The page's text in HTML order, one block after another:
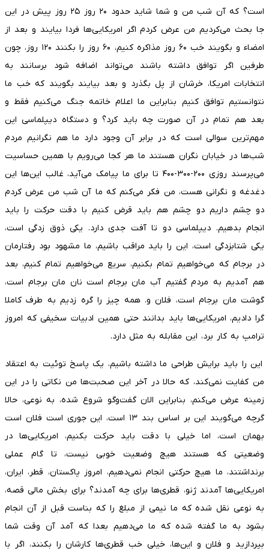
است؟ که آن شب من و شما شاید حدود ۲۰ روز ۲۵ روز پیش در این
جا بحث می‌کردیم من عرض کردم اگر امریکایی‌ها فردا بیایند و بعد از
امضاء و بگویند خب ۶۰ روز مذاکره کنیم، ۶۰ روز را بکنند ۱۲۰ روز، چون
طرفین اگر توافق داشته باشند می‌تواند اضافه شود برسانند به
انتخابات امریکا، خرشان از پل بگذرد و بعد بیایند بگویند که خب ما
نتوانستیم توافق کنیم بنابراین ما اعلام خاتمه جنگ می‌کنیم فقط و
بعد هم تمام در آن صورت چه باید کرد؟ و دستگاه دیپلماسی این
مهم‌ترین سوالی است که در برابر آن وجود دارد ما هم نگرانیم مردم
شب‌ها در خیابان نگران هستند ما هر کجا می‌رویم با همین حساسیت
می‌پرسند روزی ۲۰۰-۳۰۰-۴۰۰ تا برای ما پیامک می‌آید، غالب این‌ها این
دغدغه و نگرانی هست، من فکر می‌کنم که ما آن شب من عرض کردم
دو چشم داریم دو چشم هم باید قرض کنیم با دقت حرکت را باید
انجام بدهیم. دیپلماسی دو تا آفت جدی دارد. یکی ذوق زدگی است،
یکی شتابزدگی است، این را باید مراقب باشیم، ما مشهود بود رفتارمان
در برجام که می‌خواهیم تمام بکنیم، سریع می‌خواهیم تمام کنیم، بعد
هم آمدیم به مردم گفتیم آب مان برجام است نان مان برجام است،
گوشت مان برجام است، فلان و. همه چیز را گره زدیم به طرف کاملا
گرا دادیم، امریکایی‌ها باید بدانند حتی همین ادبیات سخیفی که امروز
ترامپ به کار برد، این مقابله به مثل دارد.
این را باید برایش طراحی ما داشته باشیم، یک پاسخ توئیت به اعتقاد
من کفایت نمی‌کند، که حالا در آخر این صحبت‌ها من نکاتی را در این
زمینه عرض می‌کنم، بنابراین الان گفت‌و‌گو شروع شده، به نوعی، حالا
گرچه می‌گویند این بر اساس بند ۱۳ است، این جوری است فلان است
بهمان است، اما خیلی با دقت باید حرکت بکنیم، امریکایی‌ها در
وضعیتی که هستند هیچ وضعیت خوبی نیست، تا گام عملی
برنداشتند، ما هیچ حرکتی انجام نمی‌دهیم، امروز پاکستان، قطر، ایران،
امریکایی‌ها آمدند ژنو، قطری‌ها برای چه آمدند؟ برای بخش مالی قصه،
به نوعی نقل شده که ما نیمی از مبلغ را که بناست قبل از آن انجام
بشود به ما گفته شده که ما می‌دهیم بعدا که آمد آن وقت شما
بپردازید و فلان و این‌ها، خیلی خب قطری‌ها کارشان را بکنند، اگر با